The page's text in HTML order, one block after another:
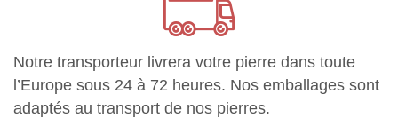
Notre transporteur livrera votre pierre dans toute
l’Europe sous 24 à 72 heures. Nos emballages sont
adaptés au transport de nos pierres.